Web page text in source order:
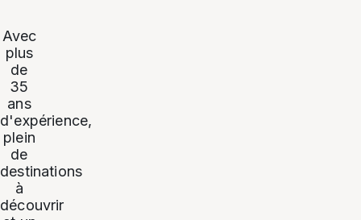
Avec
plus
de
35
ans
d'expérience,
plein
de
destinations
à
découvrir